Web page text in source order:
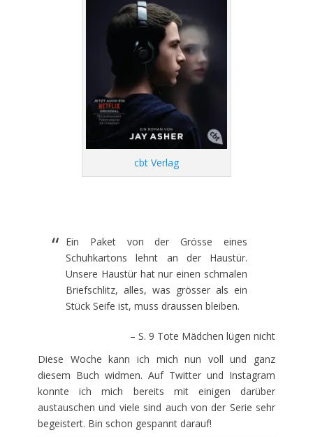
cbt Verlag
Ein Paket von der Grösse eines
Schuhkartons lehnt an der Haustür.
Unsere Haustür hat nur einen schmalen
Briefschlitz, alles, was grösser als ein
Stück Seife ist, muss draussen bleiben.
– S. 9 Tote Mädchen lügen nicht
Diese Woche kann ich mich nun voll und ganz
diesem Buch widmen. Auf Twitter und Instagram
konnte ich mich bereits mit einigen darüber
austauschen und viele sind auch von der Serie sehr
begeistert. Bin schon gespannt darauf!